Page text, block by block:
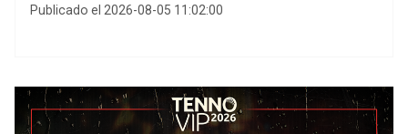
Publicado el 2026-08-05 11:02:00